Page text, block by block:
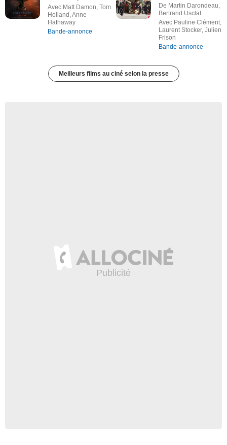
Avec Matt Damon, Tom
Holland, Anne
Hathaway
Bande-annonce
De Martin Darondeau,
Bertrand Usclat
Avec Pauline Clément,
Laurent Stocker, Julien
Frison
Bande-annonce
Meilleurs films au ciné selon la presse